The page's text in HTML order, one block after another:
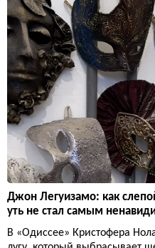
Джон Легуизамо: как
уть не стал самым
В «Одиссее» Кристофера